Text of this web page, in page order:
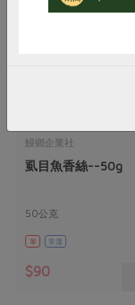
鰻鄉企業社
虱目魚香絲--50g
50公克
葷 常溫
$90